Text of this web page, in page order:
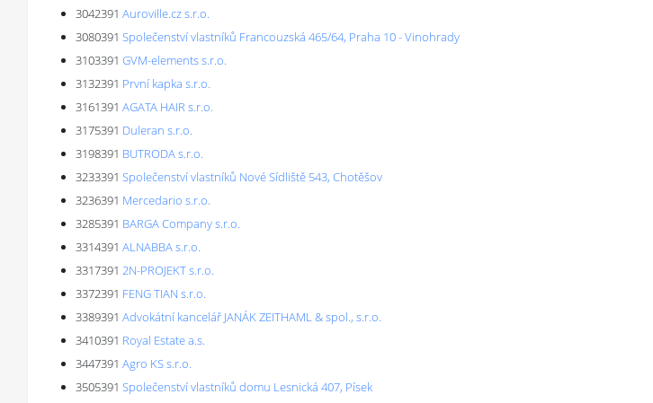
3042391 Auroville.cz s.r.o.
3080391 Společenství vlastníků Francouzská 465/64, Praha 10 - Vinohrady
3103391 GVM-elements s.r.o.
3132391 První kapka s.r.o.
3161391 AGATA HAIR s.r.o.
3175391 Duleran s.r.o.
3198391 BUTRODA s.r.o.
3233391 Společenství vlastníků Nové Sídliště 543, Chotěšov
3236391 Mercedario s.r.o.
3285391 BARGA Company s.r.o.
3314391 ALNABBA s.r.o.
3317391 2N-PROJEKT s.r.o.
3372391 FENG TIAN s.r.o.
3389391 Advokátní kancelář JANÁK ZEITHAML & spol., s.r.o.
3410391 Royal Estate a.s.
3447391 Agro KS s.r.o.
3505391 Společenství vlastníků domu Lesnická 407, Písek